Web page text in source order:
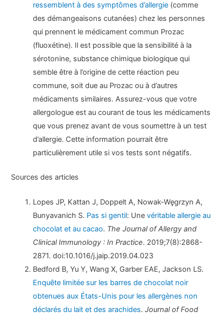
ressemblent à des symptômes d’allergie (comme
des démangeaisons cutanées) chez les personnes
qui prennent le médicament commun Prozac
(fluoxétine). Il est possible que la sensibilité à la
sérotonine, substance chimique biologique qui
semble être à l’origine de cette réaction peu
commune, soit due au Prozac ou à d’autres
médicaments similaires. Assurez-vous que votre
allergologue est au courant de tous les médicaments
que vous prenez avant de vous soumettre à un test
d’allergie. Cette information pourrait être
particulièrement utile si vos tests sont négatifs.
Sources des articles
Lopes JP, Kattan J, Doppelt A, Nowak-Węgrzyn A,
Bunyavanich S. Pas si gentil: Unevéritable allergie au
chocolat et au cacao. The Journal of Allergy and
Clinical Immunology : In Practice. 2019;7(8):2868-
2871. doi:10.1016/j.jaip.2019.04.023
Bedford B, Yu Y, Wang X, Garber EAE, Jackson LS.
Enquête limitée sur les barres de chocolat noir
obtenues aux États-Unis pour les allergènes non
déclarés du lait et des arachides.Journal of Food